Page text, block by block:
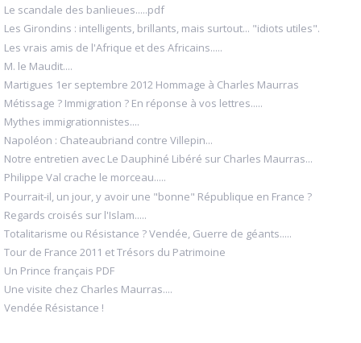
Le scandale des banlieues.....pdf
Les Girondins : intelligents, brillants, mais surtout... "idiots utiles".
Les vrais amis de l'Afrique et des Africains.....
M. le Maudit....
Martigues 1er septembre 2012 Hommage à Charles Maurras
Métissage ? Immigration ? En réponse à vos lettres.....
Mythes immigrationnistes....
Napoléon : Chateaubriand contre Villepin...
Notre entretien avec Le Dauphiné Libéré sur Charles Maurras...
Philippe Val crache le morceau.....
Pourrait-il, un jour, y avoir une "bonne" République en France ?
Regards croisés sur l'Islam.....
Totalitarisme ou Résistance ? Vendée, Guerre de géants.....
Tour de France 2011 et Trésors du Patrimoine
Un Prince français PDF
Une visite chez Charles Maurras....
Vendée Résistance !